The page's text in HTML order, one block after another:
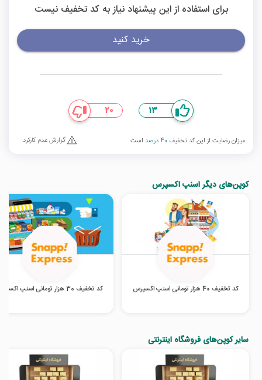
برای استفاده از این پیشنهاد نیاز به کد تخفیف نیست
خرید کنید
13
20
میزان رضایت از این کد تخفیف 40 درصد است گزارش عدم کارکرد
کوپن‌های دیگر اسنپ اکسپرس
کد تخفیف 40 هزار تومانی اسنپ اکسپرس کد تخفیف 30 هزار تومانی اسنپ اکسپرس
سایر کوپن‌های فروشگاه اینترنتی